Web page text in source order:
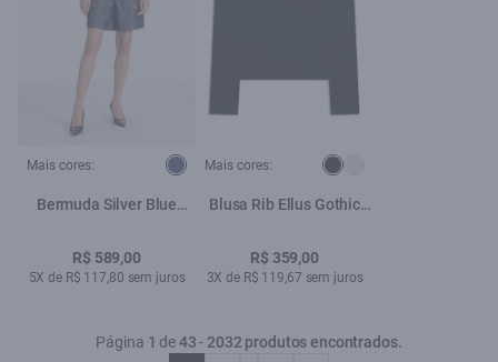
Mais cores:
Bermuda Silver Blue
R$ 589,00
5X de R$ 117,80 sem juros
Mais cores:
Blusa Rib Ellus Gothic
R$ 359,00
3X de R$ 119,67 sem juros
Página 1 de43- 2032 produtos encontrados.